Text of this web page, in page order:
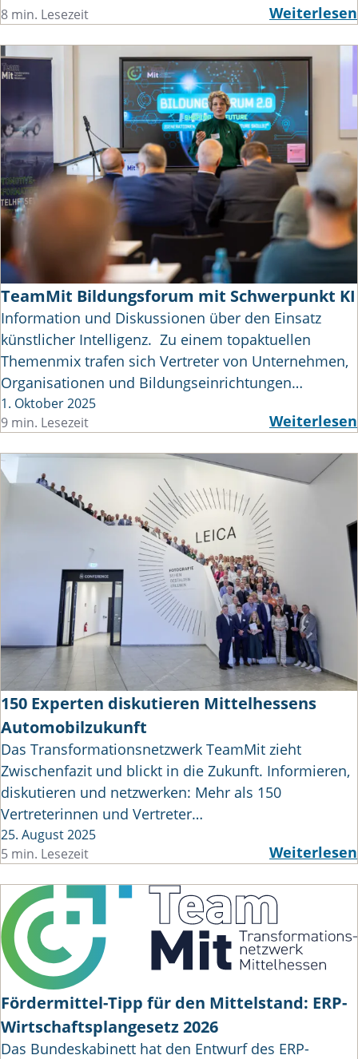
8 min. Lesezeit
Weiterlesen
TeamMit Bildungsforum mit Schwerpunkt KI
Information und Diskussionen über den Einsatz
künstlicher Intelligenz. Zu einem topaktuellen
Themenmix trafen sich Vertreter von Unternehmen,
Organisationen und Bildungseinrichtungen…
1. Oktober 2025
9 min. Lesezeit
Weiterlesen
150 Experten diskutieren Mittelhessens
Automobilzukunft
Das Transformationsnetzwerk TeamMit zieht
Zwischenfazit und blickt in die Zukunft. Informieren,
diskutieren und netzwerken: Mehr als 150
Vertreterinnen und Vertreter…
25. August 2025
5 min. Lesezeit
Weiterlesen
Fördermittel-Tipp für den Mittelstand: ERP-
Wirtschaftsplangesetz 2026
Das Bundeskabinett hat den Entwurf des ERP-